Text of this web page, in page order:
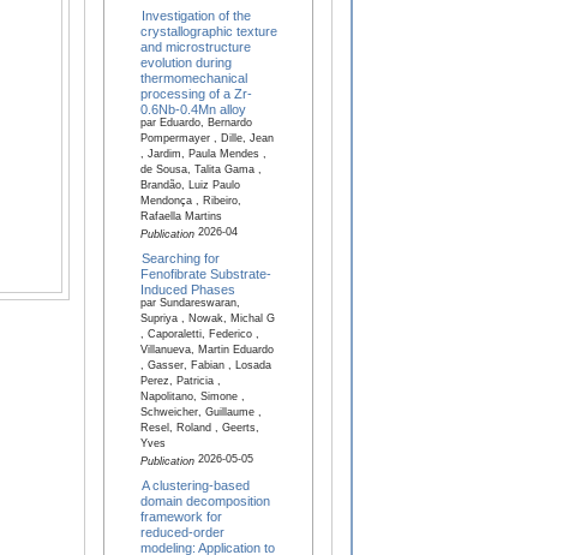
Investigation of the
crystallographic texture
and microstructure
evolution during
thermomechanical
processing of a Zr-
0.6Nb-0.4Mn alloy
par Eduardo, Bernardo
Pompermayer , Dille, Jean
, Jardim, Paula Mendes ,
de Sousa, Talita Gama ,
Brandão, Luiz Paulo
Mendonça , Ribeiro,
Rafaella Martins
Publication2026-04
Searching for
Fenofibrate Substrate-
Induced Phases
par Sundareswaran,
Supriya , Nowak, Michal G
, Caporaletti, Federico ,
Villanueva, Martin Eduardo
, Gasser, Fabian , Losada
Perez, Patricia ,
Napolitano, Simone ,
Schweicher, Guillaume ,
Resel, Roland , Geerts,
Yves
Publication2026-05-05
A clustering-based
domain decomposition
framework for
reduced-order
modeling: Application to